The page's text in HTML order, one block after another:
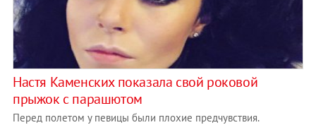
Настя Каменских показала свой роковой
прыжок с парашютом
Перед полетом у певицы были плохие предчувствия.